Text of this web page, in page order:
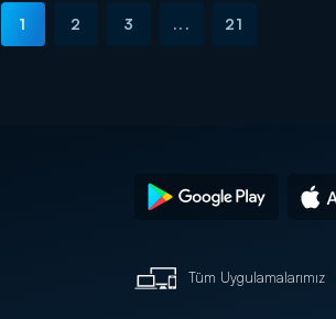
1 2 3 ... 21
Tüm Uygulamalarımız